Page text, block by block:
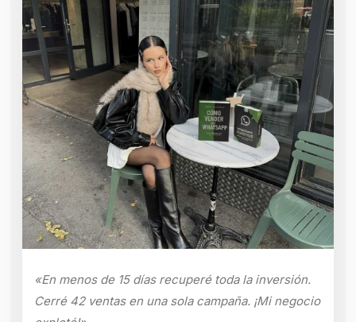
«En menos de 15 días recuperé toda la inversión.
Cerré 42 ventas en una sola campaña. ¡Mi negocio